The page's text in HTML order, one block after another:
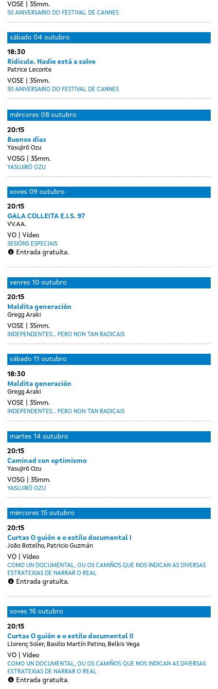
VOSE 35mm.
50 ANIVERSARIO DO FESTIVAL DE CANNES
sábado 04 outubro
18:30
Ridicule. Nadie está a salvo
Patrice Leconte
VOSE 35mm.
50 ANIVERSARIO DO FESTIVAL DE CANNES
luns
06
outubro
Day
without
sessions
martes
outubro
Day
without
sessions
mércores 08 outubro
20:15
Buenos días
Yasujirô Ozu
VOSG 35mm.
YASUJIRŌ OZU
xoves 09 outubro
20:15
GALA COLLEITA E.I.S. 97
VV.AA.
VO Vídeo
SESIÓNS ESPECIAIS
Entrada gratuíta.
venres 10 outubro
20:15
Maldita generación
Gregg Araki
VOSE 35mm.
INDEPENDENTES... PERO NON TAN RADICAIS
sábado 11 outubro
18:30
Maldita generación
Gregg Araki
VOSE 35mm.
INDEPENDENTES... PERO NON TAN RADICAIS
luns
13
outubro
Day
without
sessions
martes 14 outubro
20:15
Caminad con optimismo
Yasujirō Ozu
VOSG 35mm.
YASUJIRŌ OZU
mércores 15 outubro
20:15
Curtas O guión e o estilo documental I
João Botelho, Patricio Guzmán
VO Vídeo
COMO UN DOCUMENTAL, OU OS CAMIÑOS QUE NOS INDICAN AS DIVERSAS
ESTRATEXIAS DE NARRAR O REAL
Entrada gratuíta.
xoves 16 outubro
20:15
Curtas O guión e o estilo documental II
Llorenç Soler, Basilio Martín Patino, Belkis Vega
VO Vídeo
COMO UN DOCUMENTAL, OU OS CAMIÑOS QUE NOS INDICAN AS DIVERSAS
ESTRATEXIAS DE NARRAR O REAL
Entrada gratuíta.